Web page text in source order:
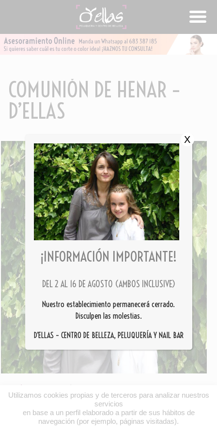
COMUNIÓN DE HENAR –
D’ELLAS
Previous Image /
Utilizamos cookies propias y de terceros para analizar nuestros
servicios
en base a un perfil elaborado a partir de sus hábitos de
navegación (por ejemplo, páginas visitadas).
¡INFORMACIÓN IMPORTANTE!
DEL 2 AL 16 DE AGOSTO (AMBOS INCLUSIVE)
Nuestro establecimiento permanecerá cerrado.
Disculpen las molestias.
D’ELLAS – CENTRO DE BELLEZA, PELUQUERÍA Y NAIL BAR
X